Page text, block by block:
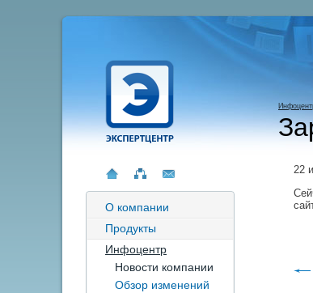
О компании
Продукты
Инфоцентр
Новости компании
Обзор изменений
22